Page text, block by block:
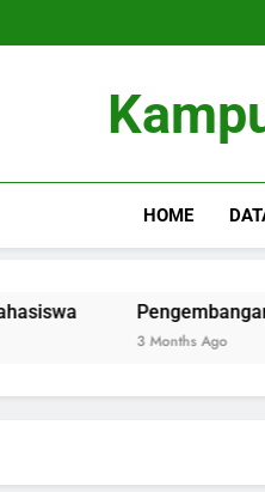
HOME
Pengembangan Pusat
3 Months Ago